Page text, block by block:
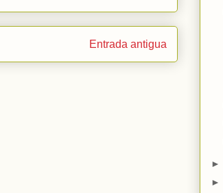
Entrada antigua
►
►